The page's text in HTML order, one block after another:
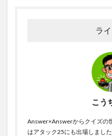
ラ
こう
Answer×Answerからクイズの
はアタック25にも出場しまし